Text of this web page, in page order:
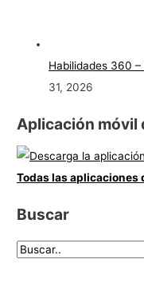
Habilidades 360
31, 2026
Aplicación móvil
Todas las aplicaciones
Buscar